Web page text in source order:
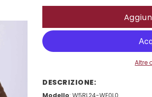
Altre
DESCRIZIONE:
Modello: W5RL24-WE0L0